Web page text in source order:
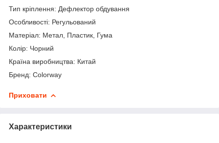
Тип кріплення: Дефлектор обдування
Особливості: Регульований
Матеріал: Метал, Пластик, Гума
Колір: Чорний
Країна виробництва: Китай
Бренд: Colorway
Приховати
Характеристики